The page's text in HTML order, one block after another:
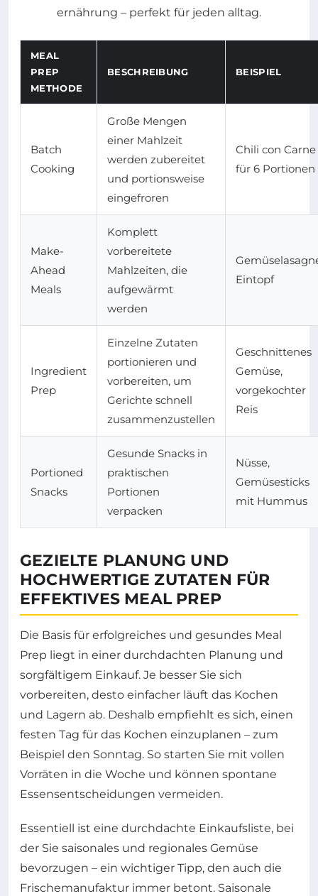
MEAL
PREP
METHODE
BESCHREIBUNG BEISPIEL
Batch
Cooking
Große Mengen
einer Mahlzeit
werden zubereitet
und portionsweise
eingefroren
Chili con Carne
für 6 Portionen
Make-
Ahead
Meals
Komplett
vorbereitete
Mahlzeiten, die
aufgewärmt
werden
Eintopf
Ingredient
Prep
Einzelne Zutaten
portionieren und
vorbereiten, um
Gerichte schnell
zusammenzustellen
Geschnittenes
Gemüse,
vorgekochter
Reis
Portioned
Snacks
Gesunde Snacks in
praktischen
Portionen
verpacken
Nüsse,
Gemüsesticks
mit Hummus
GEZIELTE PLANUNG UND
HOCHWERTIGE ZUTATEN FÜR
EFFEKTIVES MEAL PREP
Die Basis für erfolgreiches und gesundes Meal
Prep liegt in einer durchdachten Planung und
sorgfältigem Einkauf. Je besser Sie sich
vorbereiten, desto einfacher läuft das Kochen
und Lagern ab. Deshalb empfiehlt es sich, einen
festen Tag für das Kochen einzuplanen – zum
Beispiel den Sonntag. So starten Sie mit vollen
Vorräten in die Woche und können spontane
Essensentscheidungen vermeiden.
Essentiell ist eine durchdachte Einkaufsliste, bei
der Sie saisonales und regionales Gemüse
bevorzugen – ein wichtiger Tipp, den auch die
Frischemanufaktur immer betont. Saisonale